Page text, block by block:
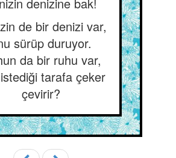
de bir denizi var,
sürüp duruyor.
da bir ruhu var,
tarafa çeker
çevirir?